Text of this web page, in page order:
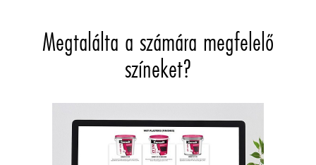
Megtalálta a számára megfelelő
színeket?